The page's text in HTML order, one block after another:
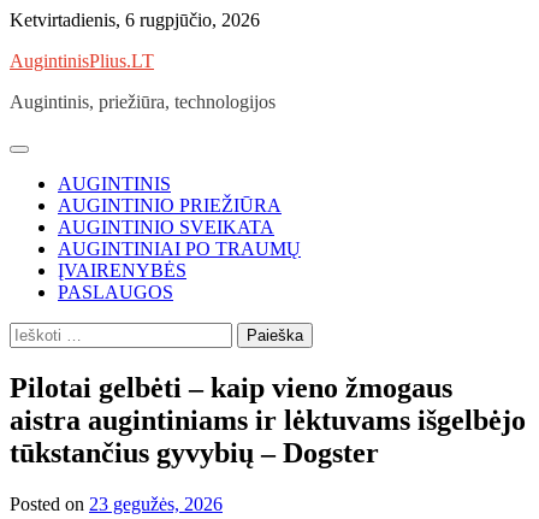
Skip
content
Ketvirtadienis, 6 rugpjūčio, 2026
AugintinisPlius.LT
Augintinis, priežiūra, technologijos
AUGINTINIS
AUGINTINIO PRIEŽIŪRA
AUGINTINIO SVEIKATA
AUGINTINIAI PO TRAUMŲ
ĮVAIRENYBĖS
PASLAUGOS
Ieškoti:
Pilotai gelbėti – kaip vieno žmogaus
aistra augintiniams ir lėktuvams išgelbėjo
tūkstančius gyvybių – Dogster
Posted on 23 gegužės, 2026